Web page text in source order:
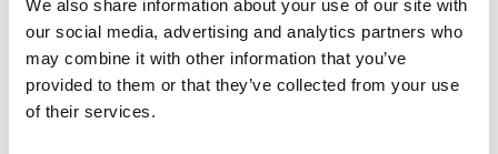
We also share information about your use of our site with
our social media, advertising and analytics partners who
may combine it with other information that you’ve
provided to them or that they’ve collected from your use
of their services.